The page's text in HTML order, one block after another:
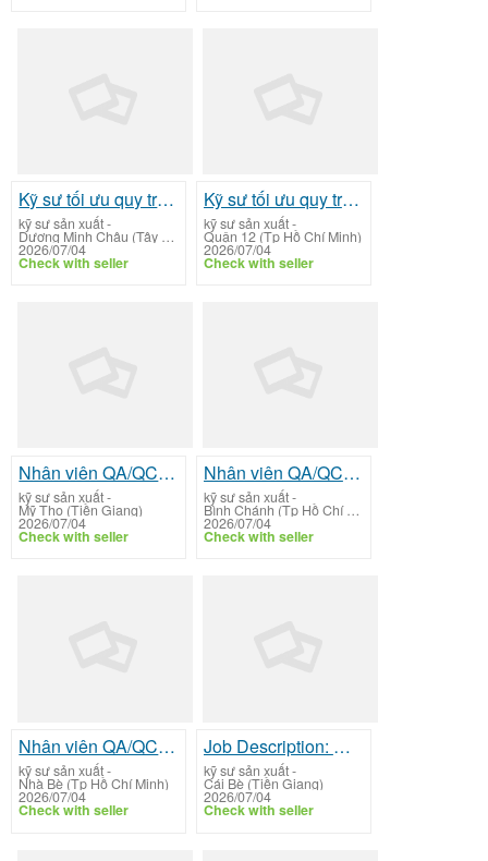
Kỹ sư tối ưu quy trình
kỹ sư sản xuất-
Dương Minh Châu (Tây Ninh)
2026/07/04
Check with seller
Kỹ sư tối ưu quy trình
kỹ sư sản xuất-
Quận 12 (Tp Hồ Chí Minh)
2026/07/04
Check with seller
Nhân viên QA/QC (Quality Assurance/Quality Control)
kỹ sư sản xuất-
Mỹ Tho (Tiền Giang)
2026/07/04
Check with seller
Nhân viên QA/QC (Quality Assurance/Quality Control)
kỹ sư sản xuất-
Bình Chánh (Tp Hồ Chí Minh)
2026/07/04
Check with seller
Nhân viên QA/QC (Quality Assurance/Quality Control)
kỹ sư sản xuất-
Nhà Bè (Tp Hồ Chí Minh)
2026/07/04
Check with seller
Job Description: Nhân viên ISO/HACCP (QMS Coordinator)
kỹ sư sản xuất-
Cái Bè (Tiền Giang)
2026/07/04
Check with seller